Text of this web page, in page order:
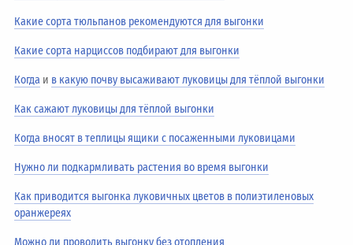
Какие сорта тюльпанов рекомендуются для выгонки
Какие сорта нарциссов подбирают для выгонки
Когда и в какую почву высаживают луковицы для тёплой выгонки
Как сажают луковицы для тёплой выгонки
Когда вносят в теплицы ящики с посаженными луковицами
Нужно ли подкармливать растения во время выгонки
Как приводится выгонка луковичных цветов в полиэтиленовых
оранжереях
Можно ли проводить выгонку без отопления